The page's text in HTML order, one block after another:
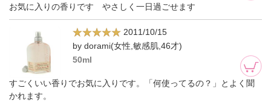
お気に入りの香りです やさしく一日過ごせます
2011/10/15
by dorami(女性,敏感肌,46才)
50ml
すごくいい香りでお気に入りです。「何使ってるの？」とよく聞
かれます。